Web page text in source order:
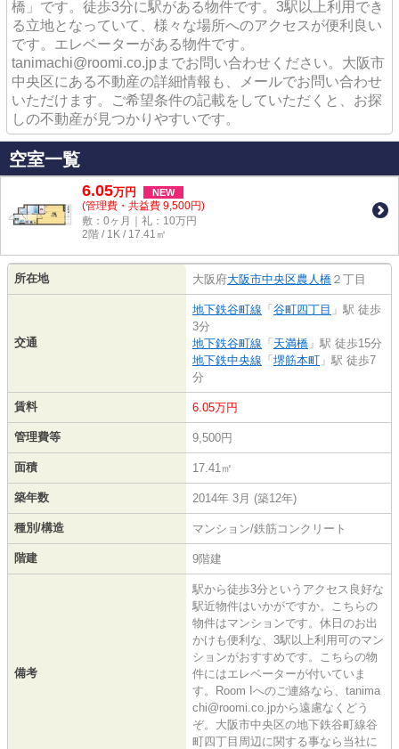
橋」です。徒歩3分に駅がある物件です。3駅以上利用でき
る立地となっていて、様々な場所へのアクセスが便利良い
です。エレベーターがある物件です。
tanimachi@roomi.co.jpまでお問い合わせください。大阪市
中央区にある不動産の詳細情報も、メールでお問い合わせ
いただけます。ご希望条件の記載をしていただくと、お探
しの不動産が見つかりやすいです。
空室一覧
6.05万円 NEW
(管理費・共益費 9,500円)
敷：0ヶ月｜礼：10万円
2階 / 1K / 17.41㎡
所在地 大阪府大阪市中央区農人橋 ２丁目
交通
地下鉄谷町線 「 谷町四丁目 」駅 徒歩
3分
地下鉄谷町線 「 天満橋 」駅 徒歩15分
地下鉄中央線 「 堺筋本町 」駅 徒歩7
分
賃料 6.05万円
管理費等 9,500円
面積 17.41㎡
築年数 2014年 3月 (築12年)
種別/構造 マンション/鉄筋コンクリート
階建 9階建
備考
駅から徒歩3分というアクセス良好な
駅近物件はいかがですか。こちらの
物件はマンションです。休日のお出
かけも便利な、3駅以上利用可のマン
ションがおすすめです。こちらの物
件にはエレベーターが付いていま
す。Room Iへのご連絡なら、tanima
chi@roomi.co.jpから遠慮なくどう
ぞ。大阪市中央区の地下鉄谷町線谷
町四丁目周辺に関する事なら当社に